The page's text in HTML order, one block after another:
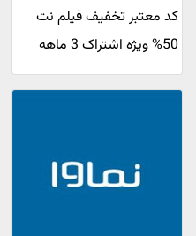
کد معتبر تخفیف فیلم نت
50% ویژه اشتراک 3 ماهه